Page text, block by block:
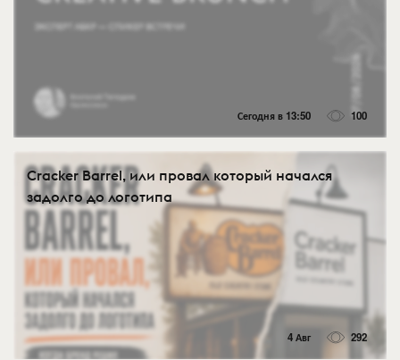
Сегодня в 13:50 100
Cracker Barrel, или провал который начался
задолго до логотипа
4 Авг 292